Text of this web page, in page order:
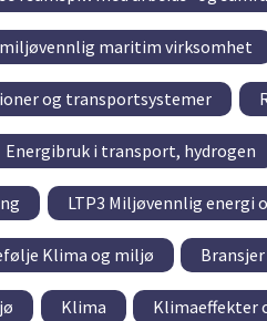
maritim virksomhet
og transportsystemer
Energibruk i transport, hydrogen
LTP3 Miljøvennlig energi
Klima og miljø
Klima Klimaeffekter